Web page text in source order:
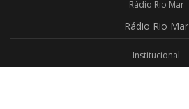
Rádio Rio Mar
Rádio Rio Mar
Institucional